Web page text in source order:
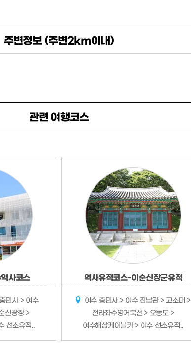
주변정보 (주변2km이내)
관련 여행코스
사코스
민사 > 여수
신광장 >
선소유적..
역사유적코스-이순신장군유적
여수 충민사 > 여수 진남관 > 고소대 >
전라좌수영거북선 > 오동도 >
여수해상케이블카 > 여수 선소유적..